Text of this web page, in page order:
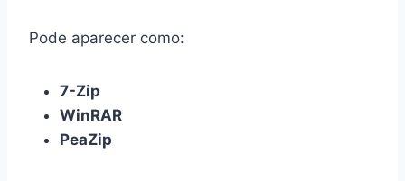
Pode aparecer como:
7-Zip
WinRAR
PeaZip